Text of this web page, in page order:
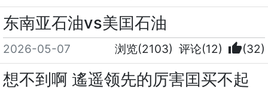
东南亚石油vs美囯石油
2026-05-07 浏览(2103) 评论(12) thumb_up(32)
想不到啊 遙遥领先的厉害囯买不起